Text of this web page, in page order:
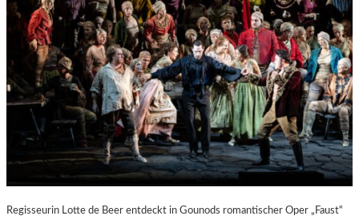
–
K
Ü
N
S
T
L
E
R
,
T
Regisseurin Lotte de Beer entdeckt in Gounods romantischer Oper „Faust“